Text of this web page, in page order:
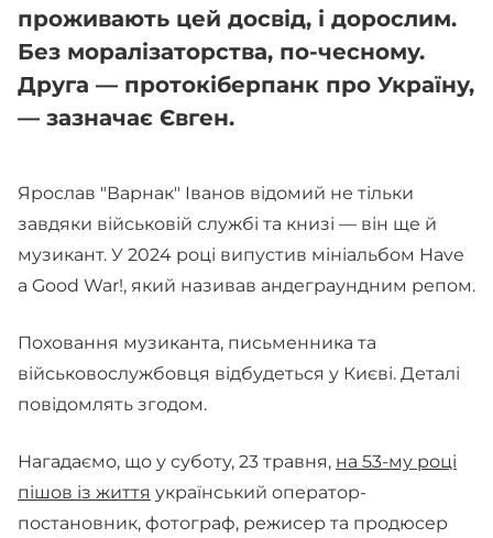
проживають цей досвід, і дорослим.
Без моралізаторства, по-чесному.
Друга — протокіберпанк про Україну,
— зазначає Євген.
Ярослав "Варнак" Іванов відомий не тільки
завдяки військовій службі та книзі — він ще й
музикант. У 2024 році випустив мініальбом Have
a Good War!, який називав андеграундним репом.
Поховання музиканта, письменника та
військовослужбовця відбудеться у Києві. Деталі
повідомлять згодом.
Нагадаємо, що у суботу, 23 травня, на 53-му році
пішов із життя український оператор-
постановник, фотограф, режисер та продюсер